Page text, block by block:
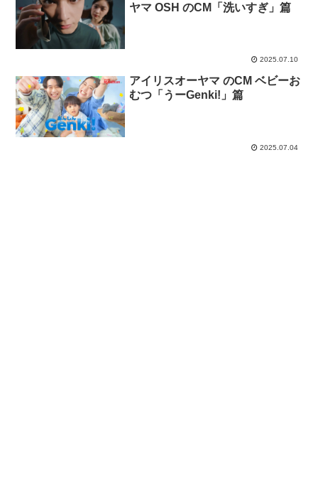
ヤマ OSH のCM「洗いすぎ」篇
2025.07.10
アイリスオーヤマ のCM ベビーお
むつ「うーGenki!」篇
2025.07.04